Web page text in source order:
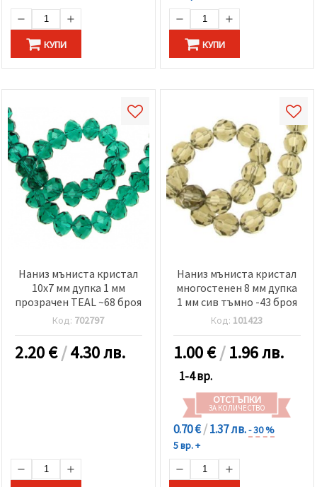
дадения
вид
и кликнеш
бутона
"Запази"
Настройки
на
бисквитките
КУПИ КУПИ
Наниз мъниста кристал
10x7 мм дупка 1 мм
прозрачен TEAL ~68 броя
Код: 702797
2.20€/4.30 лв.
Наниз мъниста кристал
многостенен 8 мм дупка
1 мм сив тъмно -43 броя
Код: 101423
1.00€/1.96 лв.
1-4 вр.
ОТСТЪПКИ
ЗА КОЛИЧЕСТВО
0.70 €/1.37 лв.- 30 %
5 вр. +